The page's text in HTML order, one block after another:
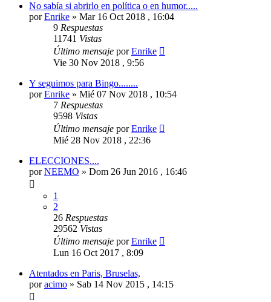
No sabía si abrirlo en política o en humor.....
porEnrike » Mar 16 Oct 2018 , 16:04
9 Respuestas
11741 Vistas
Último mensaje porEnrike
Vie 30 Nov 2018 , 9:56
Y seguimos para Bingo........
porEnrike » Mié 07 Nov 2018 , 10:54
7 Respuestas
9598 Vistas
Último mensaje porEnrike
Mié 28 Nov 2018 , 22:36
ELECCIONES....
porNEEMO » Dom 26 Jun 2016 , 16:46
1
2
26 Respuestas
29562 Vistas
Último mensaje porEnrike
Lun 16 Oct 2017 , 8:09
Atentados en Paris, Bruselas,
poracimo » Sab 14 Nov 2015 , 14:15